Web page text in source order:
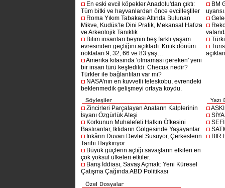
En eski evcil köpekler Anadolu'dan çıktı:
Tüm bitki ve hayvanlardan önce evcilleştiler
Roma Yıkım Tabakası Altında Bulunan
Mikve, Kudüs’te Dini Pratik, Mekansal Hafıza
ve Arkeolojik Tanıklık
Bilim insanları beynin beş farklı yaşam
evresinden geçtiğini açıkladı: Kritik dönüm
noktaları 9, 32, 66 ve 83 yaş…
Amerika kıtasında 'olmaması gereken' yeni
bir insan türü keşfedildi: Checua nedir?
Türkler ile bağlantıları var mı?
NASA'nın en kuvvetli teleskobu, evrendeki
beklenmedik gelişmeyi ortaya koydu.
BM
Zincirleri Parçalayan Anaların Kalplerinin
İsyanı Özgürlük Ateşi
Korkunun Muhalefeti Halkın Öfkesini
Bastıranlar, İktidarın Gölgesinde Yaşayanlar
İnkârın Duvarı Devlet Susuyor, Çerkeslerin
Tarihi Haykırıyor
Büyük güçlerin açtığı savaşların etkileri en
çok yoksul ülkeleri etkiler.
Barış İddiası, Savaş Açmak: Yeni Küresel
Çatışma Çağında ABD Politikası
BİR